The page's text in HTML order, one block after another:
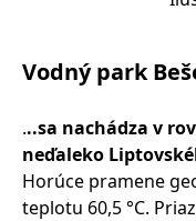
Vodný park
...sa nachádza v
neďaleko
Horúce pramene
teplotu 60,5 °C.